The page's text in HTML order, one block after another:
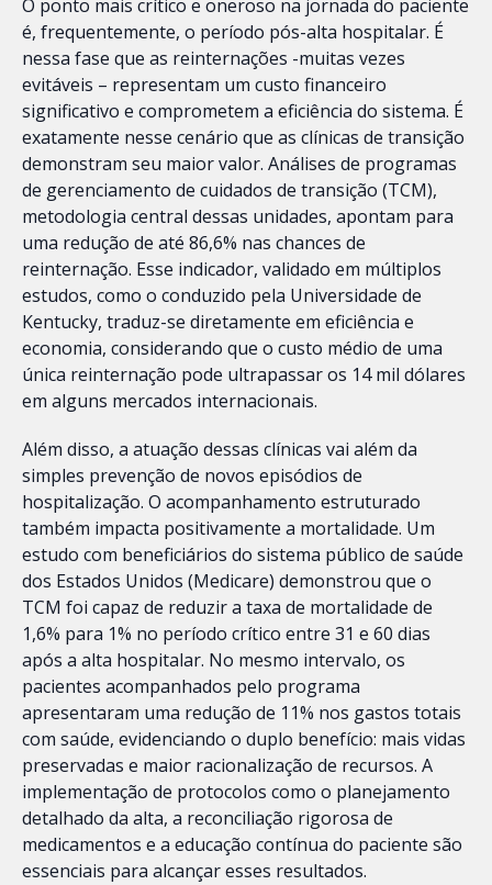
O ponto mais crítico e oneroso na jornada do paciente
é, frequentemente, o período pós-alta hospitalar. É
nessa fase que as reinternações -muitas vezes
evitáveis – representam um custo financeiro
significativo e comprometem a eficiência do sistema. É
exatamente nesse cenário que as clínicas de transição
demonstram seu maior valor. Análises de programas
de gerenciamento de cuidados de transição (TCM),
metodologia central dessas unidades, apontam para
uma redução de até 86,6% nas chances de
reinternação. Esse indicador, validado em múltiplos
estudos, como o conduzido pela Universidade de
Kentucky, traduz-se diretamente em eficiência e
economia, considerando que o custo médio de uma
única reinternação pode ultrapassar os 14 mil dólares
em alguns mercados internacionais.
Além disso, a atuação dessas clínicas vai além da
simples prevenção de novos episódios de
hospitalização. O acompanhamento estruturado
também impacta positivamente a mortalidade. Um
estudo com beneficiários do sistema público de saúde
dos Estados Unidos (Medicare) demonstrou que o
TCM foi capaz de reduzir a taxa de mortalidade de
1,6% para 1% no período crítico entre 31 e 60 dias
após a alta hospitalar. No mesmo intervalo, os
pacientes acompanhados pelo programa
apresentaram uma redução de 11% nos gastos totais
com saúde, evidenciando o duplo benefício: mais vidas
preservadas e maior racionalização de recursos. A
implementação de protocolos como o planejamento
detalhado da alta, a reconciliação rigorosa de
medicamentos e a educação contínua do paciente são
essenciais para alcançar esses resultados.